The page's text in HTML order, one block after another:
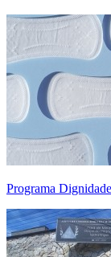
Programa